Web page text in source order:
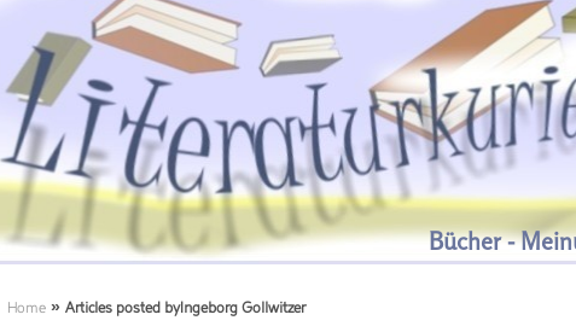
Bücher -
Home » Articles posted byIngeborg Gollwitzer